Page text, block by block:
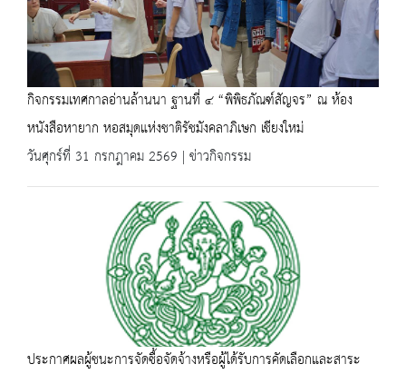
กิจกรรมเทศกาลอ่านล้านนา ฐานที่ ๔ “พิพิธภัณฑ์สัญจร” ณ ห้อง
หนังสือหายาก หอสมุดแห่งชาติรัชมังคลาภิเษก เชียงใหม่
วันศุกร์ที่ 31 กรกฎาคม 2569 | ข่าวกิจกรรม
ประกาศผลผู้ชนะการจัดซื้อจัดจ้างหรือผู้ได้รับการคัดเลือกและสาระ